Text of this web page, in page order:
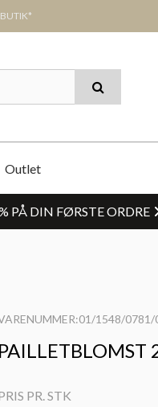
BUTIK*
Outlet
PÅ DIN FØRSTE ORDRE
1548/0781/
PAILLETBLOMST
PR. STK